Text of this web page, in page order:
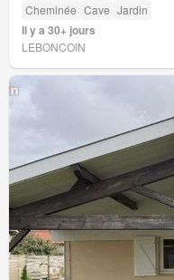
Cheminée Cave Jardin
Il y a 30+ jours
LEBONCOIN